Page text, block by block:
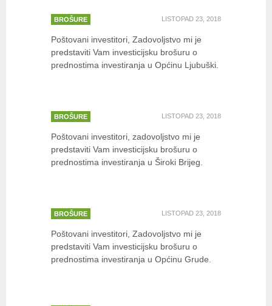
BROŠURE LISTOPAD 23, 2018
Poštovani investitori, Zadovoljstvo mi je
predstaviti Vam investicijsku brošuru o
prednostima investiranja u Općinu Ljubuški.
BROŠURE LISTOPAD 23, 2018
Poštovani investitori, zadovoljstvo mi je
predstaviti Vam investicijsku brošuru o
prednostima investiranja u Široki Brijeg.
BROŠURE LISTOPAD 23, 2018
Poštovani investitori, Zadovoljstvo mi je
predstaviti Vam investicijsku brošuru o
prednostima investiranja u Općinu Grude.